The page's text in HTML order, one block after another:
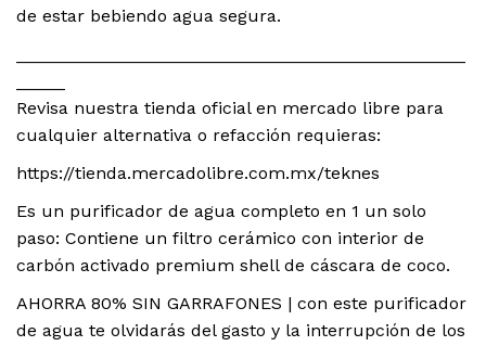
de estar bebiendo agua segura.
Revisa nuestra tienda oficial en mercado libre para
cualquier alternativa o refacción requieras:
https://tienda.mercadolibre.com.mx/teknes
Es un purificador de agua completo en 1 un solo
paso: Contiene un filtro cerámico con interior de
carbón activado premium shell de cáscara de coco.
AHORRA 80% SIN GARRAFONES | con este purificador
de agua te olvidarás del gasto y la interrupción de los